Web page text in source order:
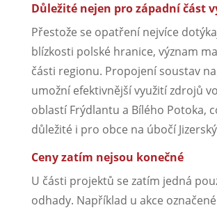
Důležité nejen pro západní část
Přestože se opatření nejvíce
blízkosti polské hranice, význam
části regionu. Propojení soustav
umožní efektivnější využití zdrojů
oblastí Frýdlantu a Bílého Potoka,
důležité i pro obce na úbočí
Ceny zatím nejsou konečné
U části projektů se zatím jedná
odhady. Například u akce